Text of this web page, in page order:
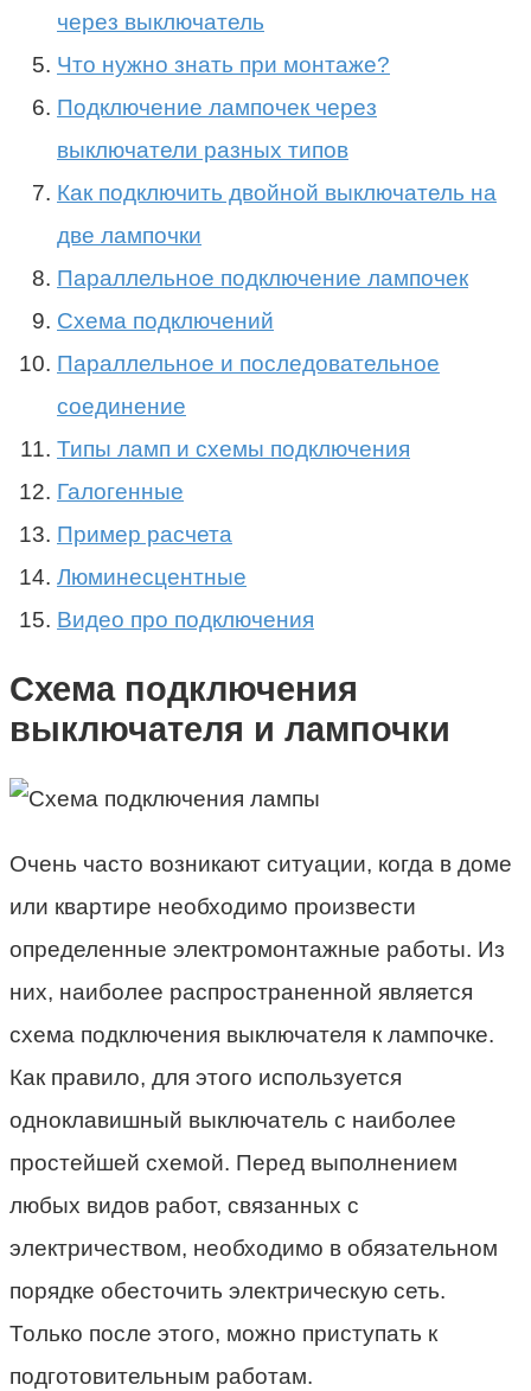
через выключатель
Что нужно знать при монтаже?
Подключение лампочек через
выключатели разных типов
Как подключить двойной выключатель на
две лампочки
Параллельное подключение лампочек
Схема подключений
Параллельное и последовательное
соединение
Типы ламп и схемы подключения
Галогенные
Пример расчета
Люминесцентные
Видео про подключения
Схема подключения
выключателя и лампочки
Очень часто возникают ситуации, когда в доме
или квартире необходимо произвести
определенные электромонтажные работы. Из
них, наиболее распространенной является
схема подключения выключателя к лампочке.
Как правило, для этого используется
одноклавишный выключатель с наиболее
простейшей схемой. Перед выполнением
любых видов работ, связанных с
электричеством, необходимо в обязательном
порядке обесточить электрическую сеть.
Только после этого, можно приступать к
подготовительным работам.